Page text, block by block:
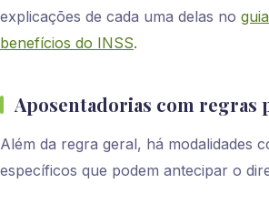
explicações de cada uma delas no
benefícios do INSS.
Aposentadorias com regras
Além da regra geral, há modalidades
específicos que podem antecipar o